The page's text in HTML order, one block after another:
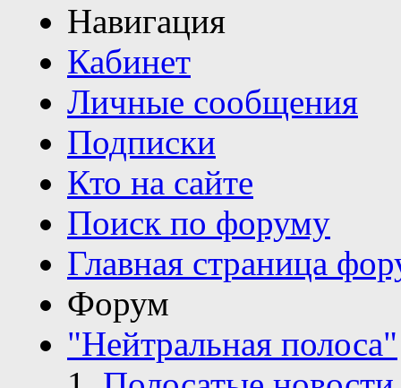
Навигация
Кабинет
Личные сообщения
Подписки
Кто на сайте
Поиск по форуму
Главная страница
Форум
"Нейтральная полоса"